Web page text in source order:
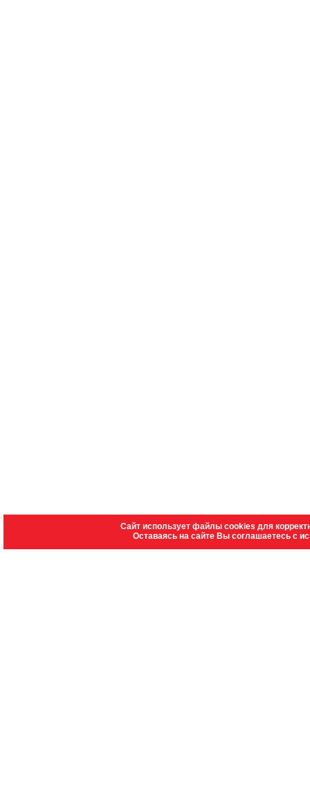
Сайт использует файлы cookies для
Оставаясь на сайте Вы соглашаетесь с